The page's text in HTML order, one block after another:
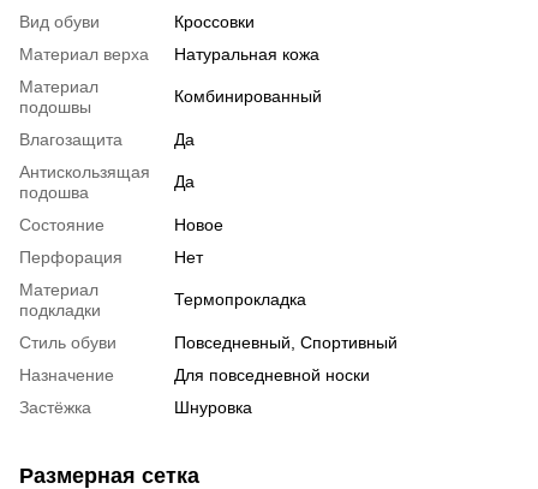
Вид обуви
Кроссовки
Материал верха
Натуральная кожа
Материал
подошвы
Комбинированный
Влагозащита
Да
Антискользящая
подошва
Да
Состояние
Новое
Перфорация
Нет
Материал
подкладки
Термопрокладка
Стиль обуви
Повседневный, Спортивный
Назначение
Для повседневной носки
Застёжка
Шнуровка
Размерная сетка